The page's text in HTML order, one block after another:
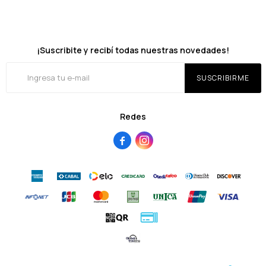
Redes
 
¡Suscribite y recibí todas nuestras novedades!
SUSCRIBIRME